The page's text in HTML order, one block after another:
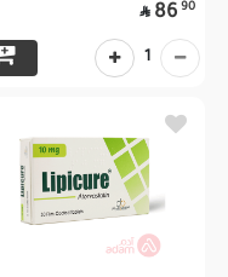
90
86

1